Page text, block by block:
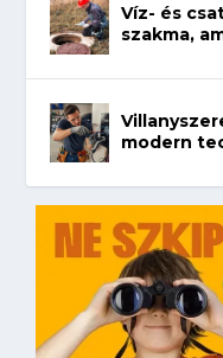
Víz- és
szakma,
modern